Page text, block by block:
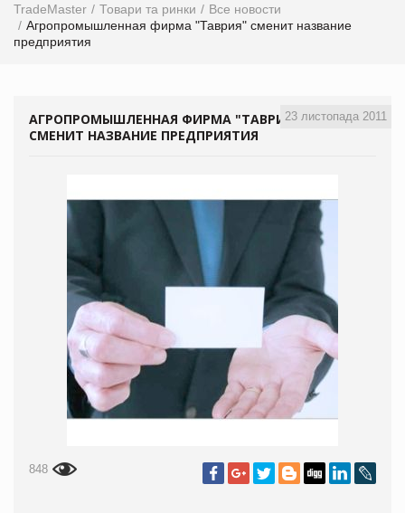
TradeMaster Товари та ринки
Все новости
Агропромышленная фирма "Таврия" сменит название
предприятия
23 листопада 2011
АГРОПРОМЫШЛЕННАЯ ФИРМА "ТАВРИЯ"
СМЕНИТ НАЗВАНИЕ ПРЕДПРИЯТИЯ
848